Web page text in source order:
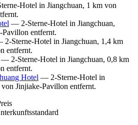
Hotel in Jiangchuan, 1 km von
— 2-Sterne-Hotel in Jiangchuan,
entfernt.
Sterne-Hotel in Jiangchuan, 1,4 km
entfernt.
— 2-Sterne-Hotel in Jiangchuan, 0,8 km
entfernt.
Hotel — 2-Sterne-Hotel in
Jinjiake-Pavillon entfernt.